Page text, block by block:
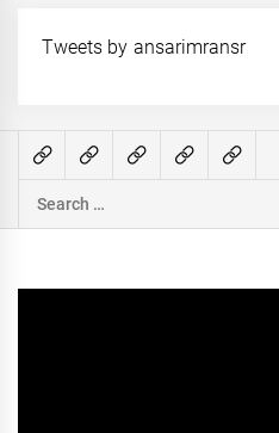
Tweets by ansarimransr
Search
for: